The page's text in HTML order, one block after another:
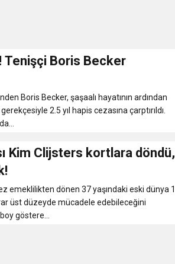
Tenişçi Boris Becker
Boris Becker, şaşaalı hayatının ardından
2.5 yıl hapis cezasına çarptırıldı.
Kim Clijsters kortlara döndü,
emeklilikten dönen 37 yaşındaki eski dünya 1
üst düzeyde mücadele edebileceğini
göstere...